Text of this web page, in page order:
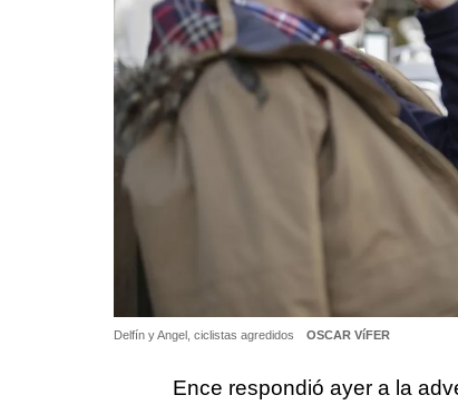
Delfín y Angel, ciclistas agredidos OSCAR VíFER
Ence respondió ayer a la